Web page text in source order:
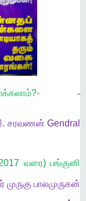
-
. சரவணன் Gendral
வரை) பங்குனி
முருகு பாலமுருகன்